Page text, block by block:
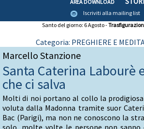
AREA DOWNLOAD
Iscriviti alla mailing list
Santo del giorno: 6 Agosto -
Categoria: PREGHIERE E
Marcello Stanzione
Santa Caterina Labourè
che ci salva
Molti di noi portano al collo la prodigiosa
voluta dalla Madonna tramite suor
Bac (Parigi), ma non ne conoscono la
solo, molte volte le persone non sanno